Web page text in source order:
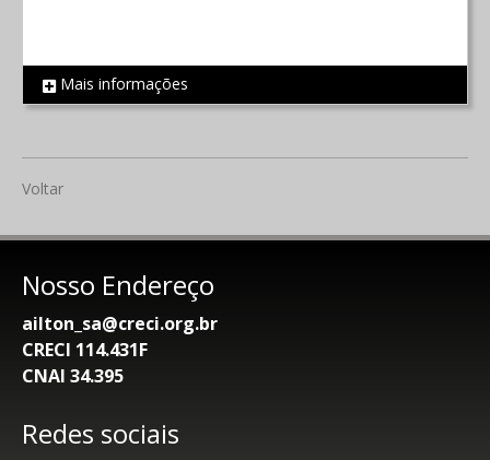
REF 67
Mais informações
Voltar
Nosso Endereço
ailton_sa@creci.org.br
CRECI 114.431F
CNAI 34.395
Redes sociais